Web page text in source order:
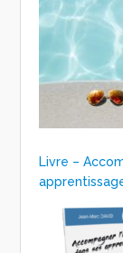
Livre –